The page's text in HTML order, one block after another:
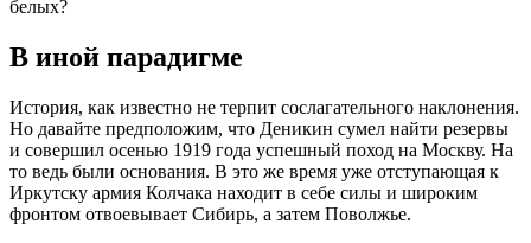
белых?
В иной парадигме
История, как известно не терпит сослагательного наклонения.
Но давайте предположим, что Деникин сумел найти резервы
и совершил осенью 1919 года успешный поход на Москву. На
то ведь были основания. В это же время уже отступающая к
Иркутску армия Колчака находит в себе силы и широким
фронтом отвоевывает Сибирь, а затем Поволжье.